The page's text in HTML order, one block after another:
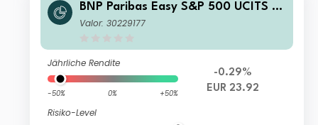
BNP Paribas Easy S&P 500 UCITS E
TF EUR H
Valor: 30229177
Jährliche Rendite
-50% 0% +50%
Risiko-Level
-0.29%
EUR 23.92